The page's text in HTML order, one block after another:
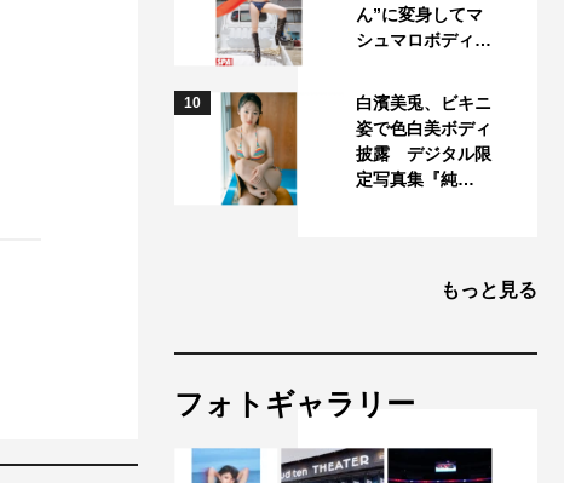
ん”に変身してマ
シュマロボディ…
10
白濱美兎、ビキニ
姿で色白美ボディ
披露 デジタル限
定写真集『純…
もっと見る
フォトギャラリー